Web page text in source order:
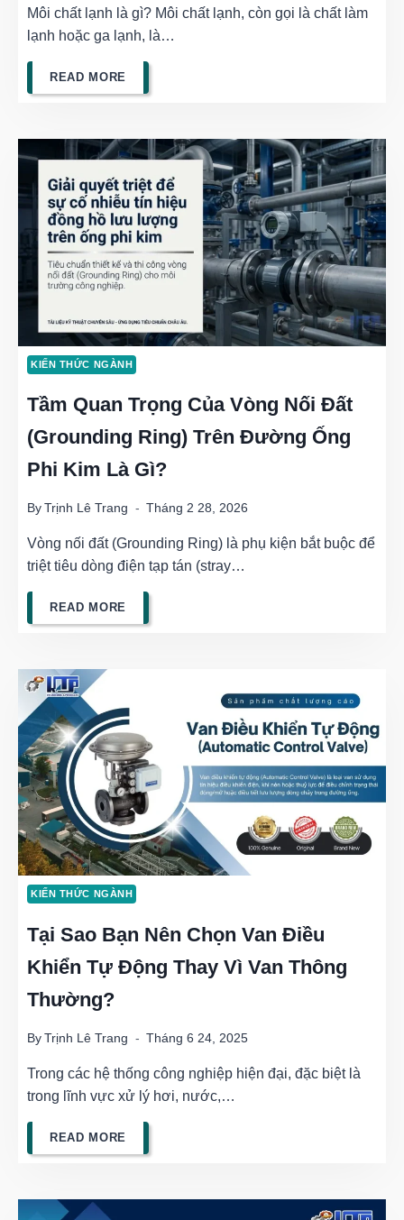
Môi chất lạnh là gì? Môi chất lạnh, còn gọi là chất làm
lạnh hoặc ga lạnh, là…
READ MORE
LẠNH
GÌ?
CÁC
TRẠNG
TUẦN
HOÀN
CỦA
MÔI
CHẤT
KIẾN THỨC NGÀNH
Tầm Quan Trọng Của Vòng Nối Đất
(Grounding Ring) Trên Đường Ống
Phi Kim Là Gì?
ByTrịnh Lê Trang Tháng 2 28, 2026
Vòng nối đất (Grounding Ring) là phụ kiện bắt buộc để
triệt tiêu dòng điện tạp tán (stray…
READ MORE
VÒNG
NỐI
ĐẤT
(GROUNDING
RING)
TRÊN
ĐƯỜNG
ỐNG
GÌ?
KIẾN THỨC NGÀNH
Tại Sao Bạn Nên Chọn Van Điều
Khiển Tự Động Thay Vì Van Thông
Thường?
ByTrịnh Lê Trang Tháng 6 24, 2025
Trong các hệ thống công nghiệp hiện đại, đặc biệt là
trong lĩnh vực xử lý hơi, nước,…
READ MORE
BẠN